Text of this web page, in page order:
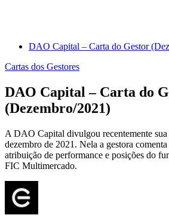
DAO Capital – Carta do Gestor
Cartas dos Gestores
DAO Capital – Carta do
(Dezembro/2021)
A DAO Capital divulgou recentemente sua
dezembro de 2021. Nela a gestora
atribuição de performance e posições do
FIC Multimercado.